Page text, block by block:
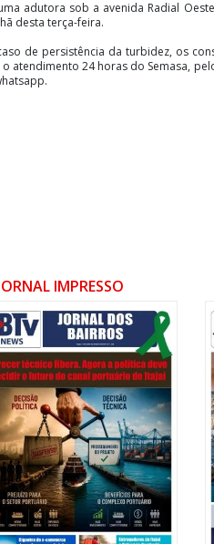
adutora sob a avenida Radial
desta terça-feira.
de persistência da turbidez, os
o atendimento 24 horas do Semasa,
IMPRESSO